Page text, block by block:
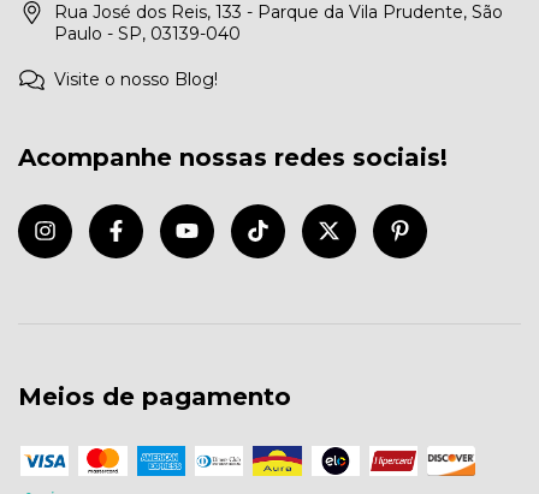
Rua José dos Reis, 133 - Parque da Vila Prudente, São
Paulo - SP, 03139-040
Visite o nosso Blog!
Acompanhe nossas redes sociais!
Meios de pagamento